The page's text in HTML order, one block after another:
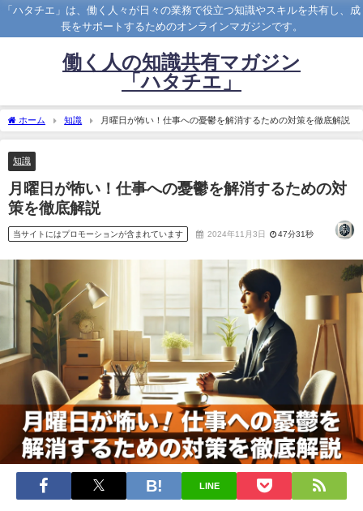
「ハタチエ」は、働く人々が日々の業務で役立つ知識やスキルを共有し、成
長をサポートするためのオンラインマガジンです。
働く人の知識共有マガジン
「ハタチエ」
ホーム 知識 月曜日が怖い！仕事への憂鬱を解消するための対策を徹底解説
知識
月曜日が怖い！仕事への憂鬱を解消するための対
策を徹底解説
当サイトにはプロモーションが含まれています 2024年11月3日 47分31秒
LINE